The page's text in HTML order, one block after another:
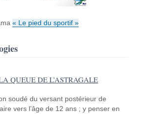
« Le pied du sportif »
QUEUE DE L’ASTRAGALE
soudé du versant postérieur de
vers l’âge de 12 ans ; y penser en